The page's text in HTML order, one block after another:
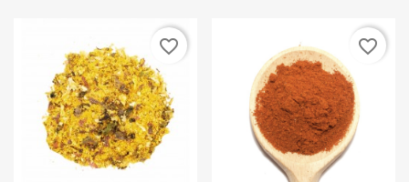
favorite_border favorite_border